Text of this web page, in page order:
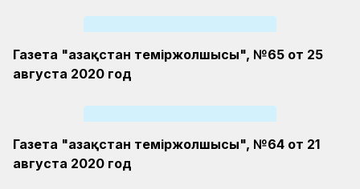
Газета "Қазақстан теміржолшысы", №65 от 25
августа 2020 год
Газета "Қазақстан теміржолшысы", №64 от 21
августа 2020 год